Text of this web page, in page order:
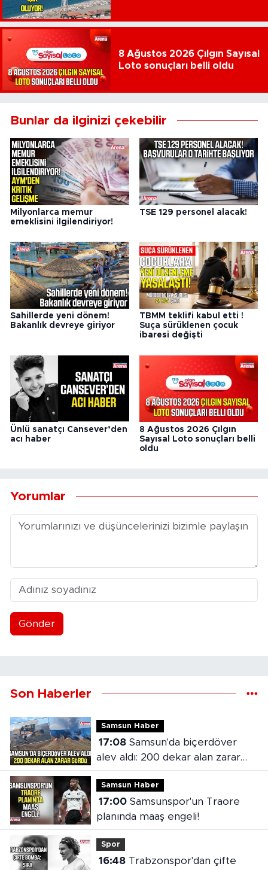
8 Ağustos 2026 Çılgın Sayısal
Loto sonuçları belli oldu
Bunlar da ilginizi çekebilir
Milyonlarca memur
emeklisini ilgilendiriyor!
TSE 129 personel alacak!
Sahillerde yeni dönem!
Bakanlık devreye giriyor
TBMM teklifi kabul etti !
Suça sürüklenen çocuk
ibaresi değişti
Ünlü sanatçı Cansever’den
acı haber
8 Ağustos 2026 Çılgın
Sayısal Loto sonuçları belli
oldu
Yorumlar
Gönder
Son Haberler
Samsun Haber
17:08Samsun'da biçerdöver
alev aldı: 200 dekar alan zarar
gördü
Samsun Haber
17:00Samsunspor'un Traore
planında maaş engeli!
Spor
16:48Trabzonspor'dan çifte